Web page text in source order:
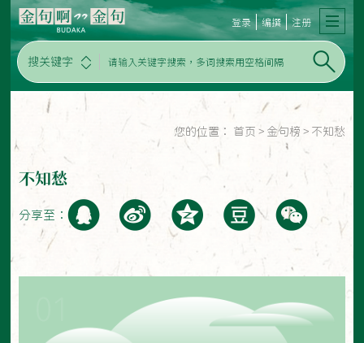
搜关键字
登录 编撰 注册
您的位置： 首页 > 金句榜 > 不知愁
不知愁
分享至：